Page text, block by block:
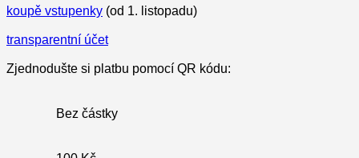
koupě vstupenky (od 1. listopadu)
transparentní účet
Zjednodušte si platbu pomocí QR kódu:
Bez částky